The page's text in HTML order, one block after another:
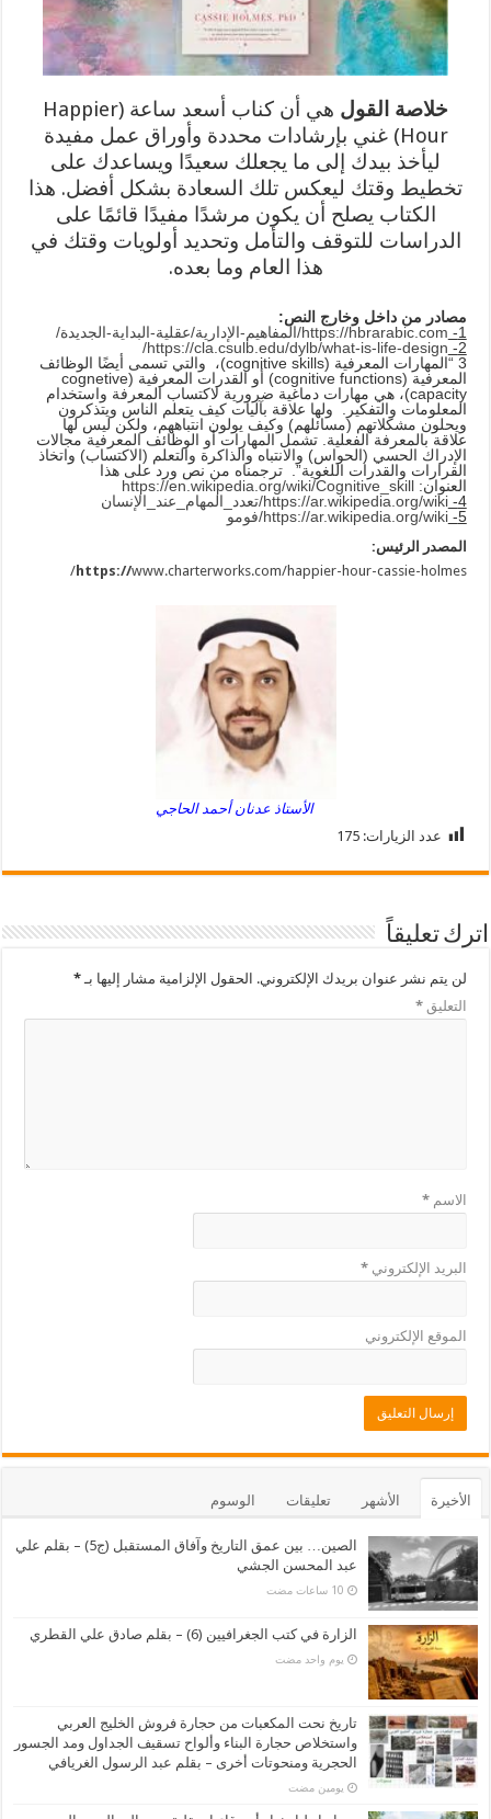
خلاصة القول
هي أن كناب أسعد ساعة (Happier
Hour) غني بإرشادات محددة وأوراق عمل مفيدة
ليأخذ بيدك إلى ما يجعلك سعيدًا ويساعدك على
تخطيط وقتك ليعكس تلك السعادة بشكل أفضل. هذا
الكتاب يصلح أن يكون مرشدًا مفيدًا قائمًا على
الدراسات للتوقف والتأمل وتحديد أولويات وقتك في
هذا العام وما بعده.
مصادر من داخل وخارج النص:
1-
https://hbrarabic.com/المفاهيم-الإدارية/عقلية-البداية-الجديدة/
2-
https://cla.csulb.edu/dylb/what-is-life-design/
3 “المهارات المعرفية (cognitive skills)، والتي تسمى أيضًا الوظائف
المعرفية (cognitive functions) أو القدرات المعرفية (cognetive
capacity)، هي مهارات دماغية ضرورية لاكتساب المعرفة واستخدام
المعلومات والتفكير. ولها علاقة بآليات كيف يتعلم الناس ويتذكرون
ويحلون مشكلاتهم (مسائلهم) وكيف يولون انتباههم، ولكن ليس لها
علاقة بالمعرفة الفعلية. تشمل المهارات أو الوظائف المعرفية مجالات
الإدراك الحسي (الحواس) والانتباه والذاكرة والتعلم (الاكتساب) واتخاذ
القرارات والقدرات اللغوية”. ترجمناه من نص ورد على هذا
العنوان:https://en.wikipedia.org/wiki/Cognitive_skill
4- https://ar.wikipedia.org/wiki/تعدد_المهام_عند_الإنسان
5- https://ar.wikipedia.org/wiki/فومو
المصدر الرئيس:
https://www.charterworks.com/happier-hour-cassie-holmes/
الأستاذ عدنان أحمد الحاجي
عدد الزيارات: 175
اترك تعليقاً
لن يتم نشر عنوان بريدك الإلكتروني. الحقول الإلزامية مشار إليها بـ*
التعليق*
الاسم*
البريد الإلكتروني*
الموقع الإلكتروني
الأخيرة الأشهر تعليقات الوسوم
الصين… بين عمق التاريخ وآفاق المستقبل (ج5) – بقلم علي
عبد المحسن الجشي
الزارة في كتب الجغرافيين (6) – بقلم صادق علي القطري
‏يوم واحد مضت
تاريخ نحت المكعبات من حجارة فروش الخليج العربي
واستخلاص حجارة البناء وألواح تسقيف الجداول ومد الجسور
الحجرية ومنحوتات أخرى – بقلم عبد الرسول الغريافي
‏يومين مضت